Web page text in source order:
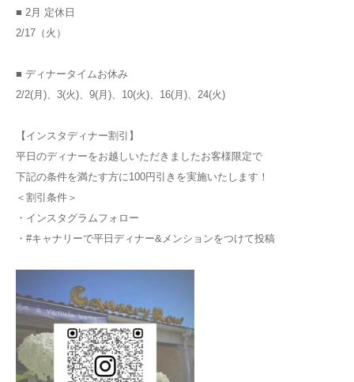
■ 2月 定休日
2/17（火）
■ ディナータイムお休み
2/2(月)、3(火)、9(月)、10(火)、16(月)、24(火)
【インスタディナー割引】
平日のディナーをお越しいただきましたお客様限定で
下記の条件を満たす方に100円引きを実施いたします！
＜割引条件＞
・インスタグラムフォロー
・#キャナリーで平日ディナー&メンションをつけて投稿